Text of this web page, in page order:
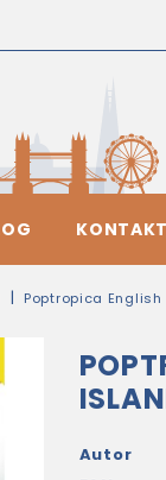
KONTAKT
Poptropica English
Autor